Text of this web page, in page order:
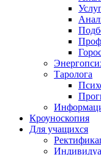
Таролога
Кроуноскопия
Для учащихся